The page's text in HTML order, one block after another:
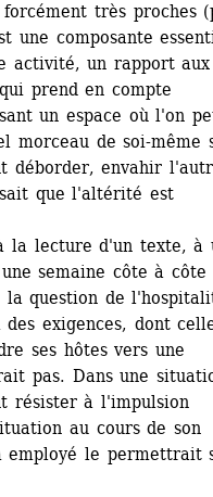
très proches
une composante
activité, un rapport aux
prend en compte
un espace où l'on
morceau de soi-même
déborder, envahir
que l'altérité est
la lecture d'un texte, à
semaine côte à côte
question de
exigences, dont
ses hôtes vers une
pas. Dans une
résister à l'impulsion
au cours de son
employé le permettrait